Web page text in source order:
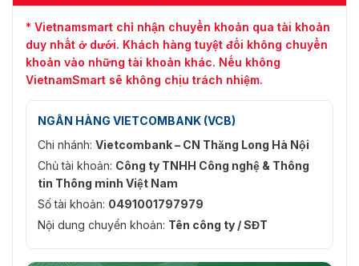
* Vietnamsmart chỉ nhận chuyển khoản qua tài khoản
duy nhất ở dưới. Khách hàng tuyệt đối không chuyển
khoản vào những tài khoản khác. Nếu không
VietnamSmart sẽ không chịu trách nhiệm.
NGÂN HÀNG VIETCOMBANK (VCB)
Chi nhánh: Vietcombank – CN Thăng Long Hà Nội
Chủ tài khoản: Công ty TNHH Công nghệ & Thông
tin Thông minh Việt Nam
Số tài khoản: 0491001797979
Nội dung chuyển khoản: Tên công ty / SĐT